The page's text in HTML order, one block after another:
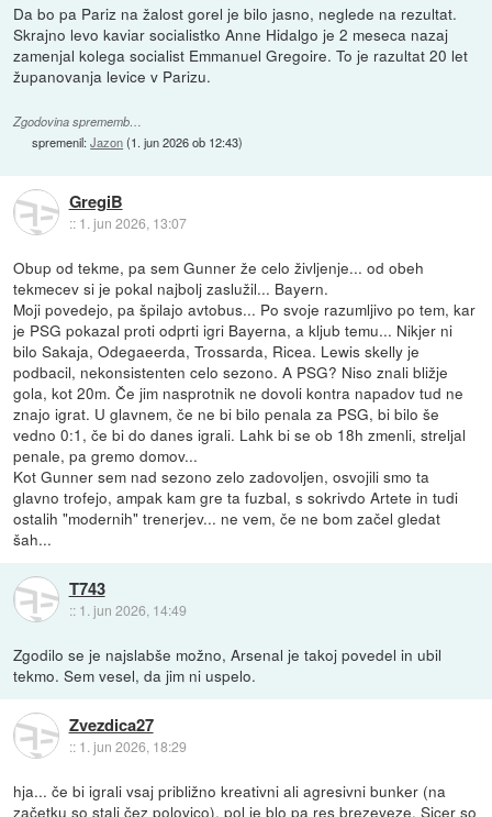
Da bo pa Pariz na žalost gorel je bilo jasno, neglede na rezultat.
Skrajno levo kaviar socialistko Anne Hidalgo je 2 meseca nazaj
zamenjal kolega socialist Emmanuel Gregoire. To je razultat 20 let
županovanja levice v Parizu.
Zgodovina sprememb…
spremenil:Jazon(1. jun 2026 ob 12:43)
GregiB
:: 1. jun 2026, 13:07
Obup od tekme, pa sem Gunner že celo življenje... od obeh
tekmecev si je pokal najbolj zaslužil... Bayern.
Moji povedejo, pa špilajo avtobus... Po svoje razumljivo po tem, kar
je PSG pokazal proti odprti igri Bayerna, a kljub temu... Nikjer ni
bilo Sakaja, Odegaeerda, Trossarda, Ricea. Lewis skelly je
podbacil, nekonsistenten celo sezono. A PSG? Niso znali bližje
gola, kot 20m. Če jim nasprotnik ne dovoli kontra napadov tud ne
znajo igrat. U glavnem, če ne bi bilo penala za PSG, bi bilo še
vedno 0:1, če bi do danes igrali. Lahk bi se ob 18h zmenli, streljal
penale, pa gremo domov...
Kot Gunner sem nad sezono zelo zadovoljen, osvojili smo ta
glavno trofejo, ampak kam gre ta fuzbal, s sokrivdo Artete in tudi
ostalih "modernih" trenerjev... ne vem, če ne bom začel gledat
šah...
T743
:: 1. jun 2026, 14:49
Zgodilo se je najslabše možno, Arsenal je takoj povedel in ubil
tekmo. Sem vesel, da jim ni uspelo.
Zvezdica27
:: 1. jun 2026, 18:29
hja... če bi igrali vsaj približno kreativni ali agresivni bunker (na
začetku so stali čez polovico), pol je blo pa res brezeveze. Sicer so